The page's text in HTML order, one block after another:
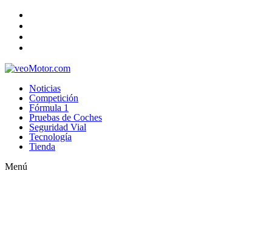
Noticias
Competición
Fórmula 1
Pruebas de Coches
Seguridad Vial
Tecnología
Tienda
Menú